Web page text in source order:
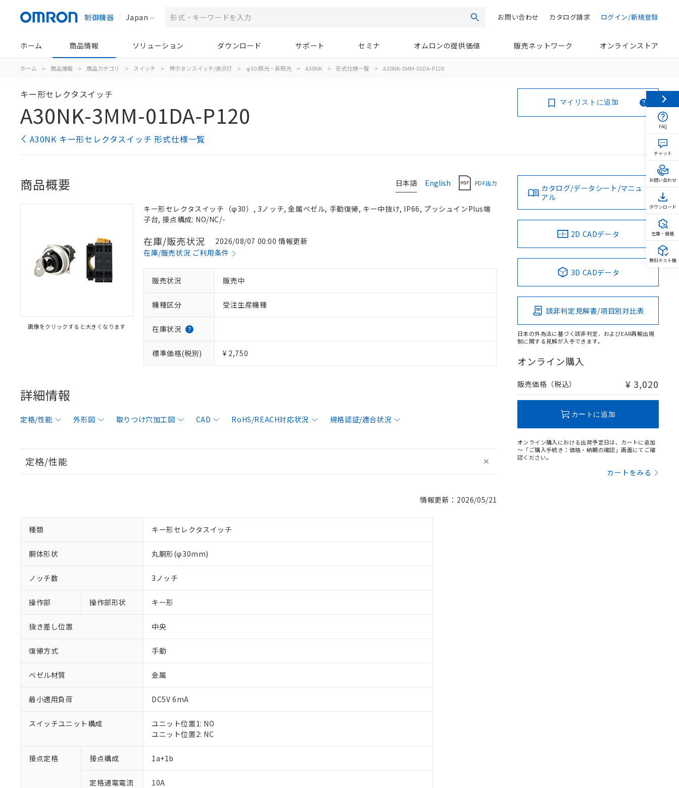
制御機器 Japan 検索 ログイン/新規登録
カタログ請求
お問い合わせ
ホーム 商品情報 ソリューション ダウンロード サポート セミナ オムロンの提供価値 販売ネットワーク オンラインストア
ホーム > 商品情報 > 商品カテゴリ > スイッチ > 押ボタンスイッチ/表示灯 > φ30:照光・非照光 > A30NK > 形式仕様一覧 > A30NK-3MM-01DA-P120
キー形セレクタスイッチ
A30NK-3MM-01DA-P120
A30NK キー形セレクタスイッチ 形式仕様一覧
マイリストに追加
日本語 English PDF出力
商品概要
画像をクリックすると大きくなります
キー形セレクタスイッチ（φ30）, 3ノッチ, 金属ベゼル, 手動復帰, キー中抜け, IP66, プッシュインPlus端
子台, 接点構成: NO/NC/-
在庫/販売状況
2026/08/07 00:00 情報更新
在庫/販売状況 ご利用条件
販売状況 販売中
機種区分 受注生産機種
在庫状況
標準価格(税別) ¥ 2,750
詳細情報
定格/性能 外形図 取りつけ穴加工図 CAD RoHS/REACH対応状況 規格認証/適合状況
定格/性能
情報更新：2026/05/21
種類 キー形セレクタスイッチ
胴体形状 丸胴形(φ30mm)
ノッチ数 3ノッチ
操作部 操作部形状 キー形
抜き差し位置 中央
復帰方式 手動
ベゼル材質 金属
最小適用負荷 DC5V 6mA
スイッチユニット構成
ユニット位置1: NO
ユニット位置2: NC
接点定格 接点構成 1a+1b
定格通電電流 10A
カタログ/データシート/マニュ
アル
2D CADデータ
3D CADデータ
該非判定見解書/項目別対比表
日本の外為法に基づく該非判定、およびEAR再輸出規
制に関する見解が入手できます。
オンライン購入
販売価格（税込） ¥ 3,020
カートに追加
オンライン購入における出荷予定日は、カートに追加
～「ご購入手続き：価格・納期の確認」画面にてご確
認ください。
カートをみる
FAQ
チャット
お問い合わせ
ダウンロード
在庫・価格
無料テスト機